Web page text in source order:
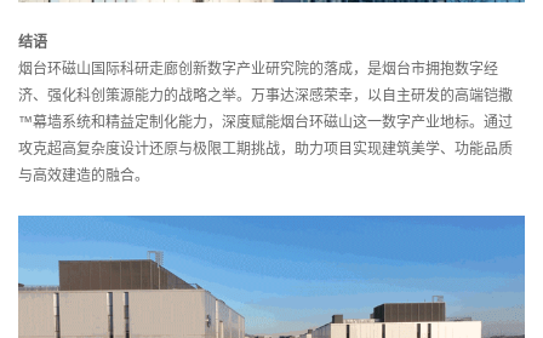
结语
烟台环磁山国际科研走廊创新数字产业研究院的落成，是烟台市拥抱数字经
济、强化科创策源能力的战略之举。万事达深感荣幸，以自主研发的高端铠撒
™幕墙系统和精益定制化能力，深度赋能烟台环磁山这一数字产业地标。通过
攻克超高复杂度设计还原与极限工期挑战，助力项目实现建筑美学、功能品质
与高效建造的融合。